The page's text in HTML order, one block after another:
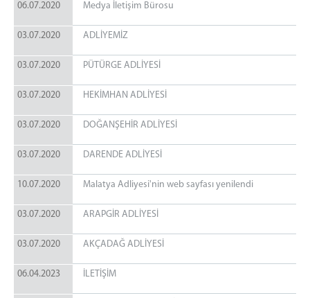
06.07.2020 Medya İletişim Bürosu
03.07.2020 ADLİYEMİZ
03.07.2020 PÜTÜRGE ADLİYESİ
03.07.2020 HEKİMHAN ADLİYESİ
03.07.2020 DOĞANŞEHİR ADLİYESİ
03.07.2020 DARENDE ADLİYESİ
10.07.2020 Malatya Adliyesi'nin web sayfası yenilendi
03.07.2020 ARAPGİR ADLİYESİ
03.07.2020 AKÇADAĞ ADLİYESİ
06.04.2023 İLETİŞİM